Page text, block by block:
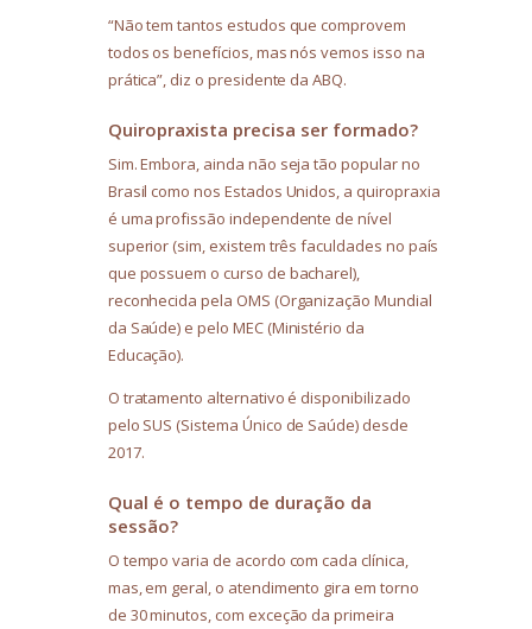
“Não tem tantos estudos que comprovem
todos os benefícios, mas nós vemos isso na
prática”, diz o presidente da ABQ.
Quiropraxista precisa ser formado?
Sim. Embora, ainda não seja tão popular no
Brasil como nos Estados Unidos, a quiropraxia
é uma profissão independente de nível
superior (sim, existem três faculdades no país
que possuem o curso de bacharel),
reconhecida pela OMS (Organização Mundial
da Saúde) e pelo MEC (Ministério da
Educação).
O tratamento alternativo é disponibilizado
pelo SUS (Sistema Único de Saúde) desde
2017.
Qual é o tempo de duração da
sessão?
O tempo varia de acordo com cada clínica,
mas, em geral, o atendimento gira em torno
de 30 minutos, com exceção da primeira